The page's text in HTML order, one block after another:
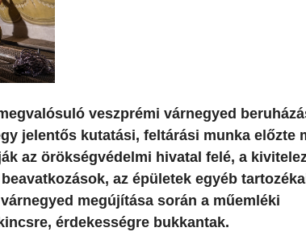
veszprémi várnegyed
jelentős kutatási, feltárási munka előzte
az örökségvédelmi hivatal felé, a
az épületek egyéb
megújítása során a műemléki
érdekességre bukkantak.